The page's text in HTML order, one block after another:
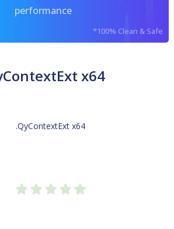
performance
*100% Clean & Safe
x64
.QyContextExt x64